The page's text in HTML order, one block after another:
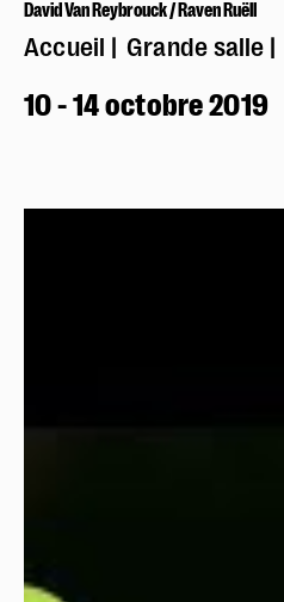
David Van Reybrouck / Raven Ruëll
Accueil Grande salle
10 - 14 octobre 2019